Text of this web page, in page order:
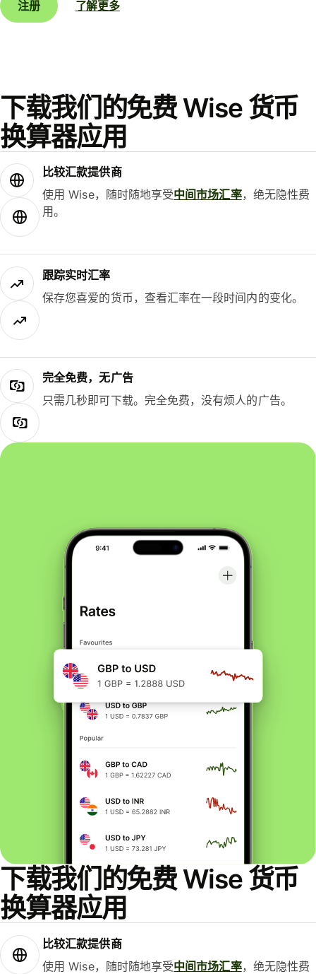
注册 了解更多
下载我们的免费 Wise 货币
换算器应用
比较汇款提供商
使用 Wise，随时随地享受中间市场汇率，绝无隐性费
用。
跟踪实时汇率
保存您喜爱的货币，查看汇率在一段时间内的变化。
完全免费，无广告
只需几秒即可下载。完全免费，没有烦人的广告。
下载我们的免费 Wise 货币
换算器应用
比较汇款提供商
使用 Wise，随时随地享受中间市场汇率，绝无隐性费